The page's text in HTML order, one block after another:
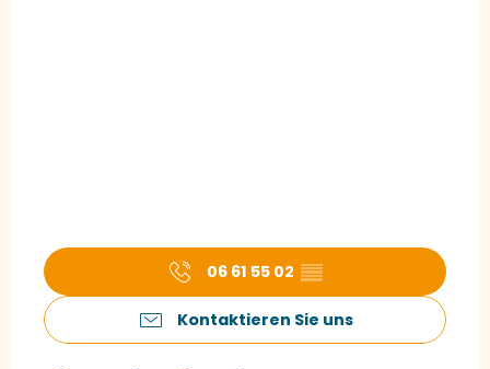
06 61 55 02 ▒▒
Kontaktieren Sie uns